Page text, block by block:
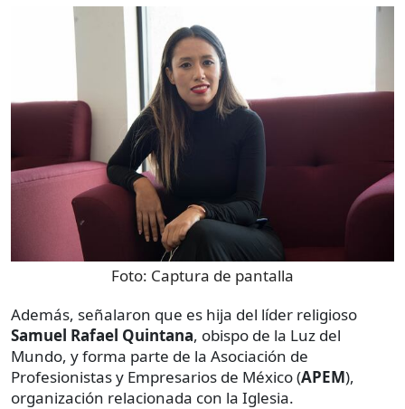
Foto: Captura de pantalla
Además, señalaron que es hija del líder religioso
Samuel Rafael Quintana, obispo de la Luz del
Mundo, y forma parte de la Asociación de
Profesionistas y Empresarios de México (APEM),
organización relacionada con la Iglesia.